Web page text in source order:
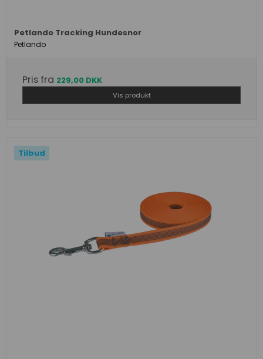
Petlando Tracking Hundesnor
Petlando
Pris fra 229,00 DKK
Vis produkt
Tilbud